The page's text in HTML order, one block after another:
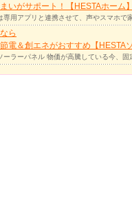
いがサポート！【HESTAホーム】
用アプリと連携させて、声やスマホで
ら
電＆創エネがおすすめ【HESTA
ラーパネル 物価が高騰している今、固